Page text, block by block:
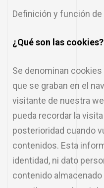
Definición y función
¿Qué son las cookies?
Se denominan
que se graban en el
visitante de nuestra
pueda recordar la
posterioridad cuando
contenidos. Esta
identidad, ni dato
contenido